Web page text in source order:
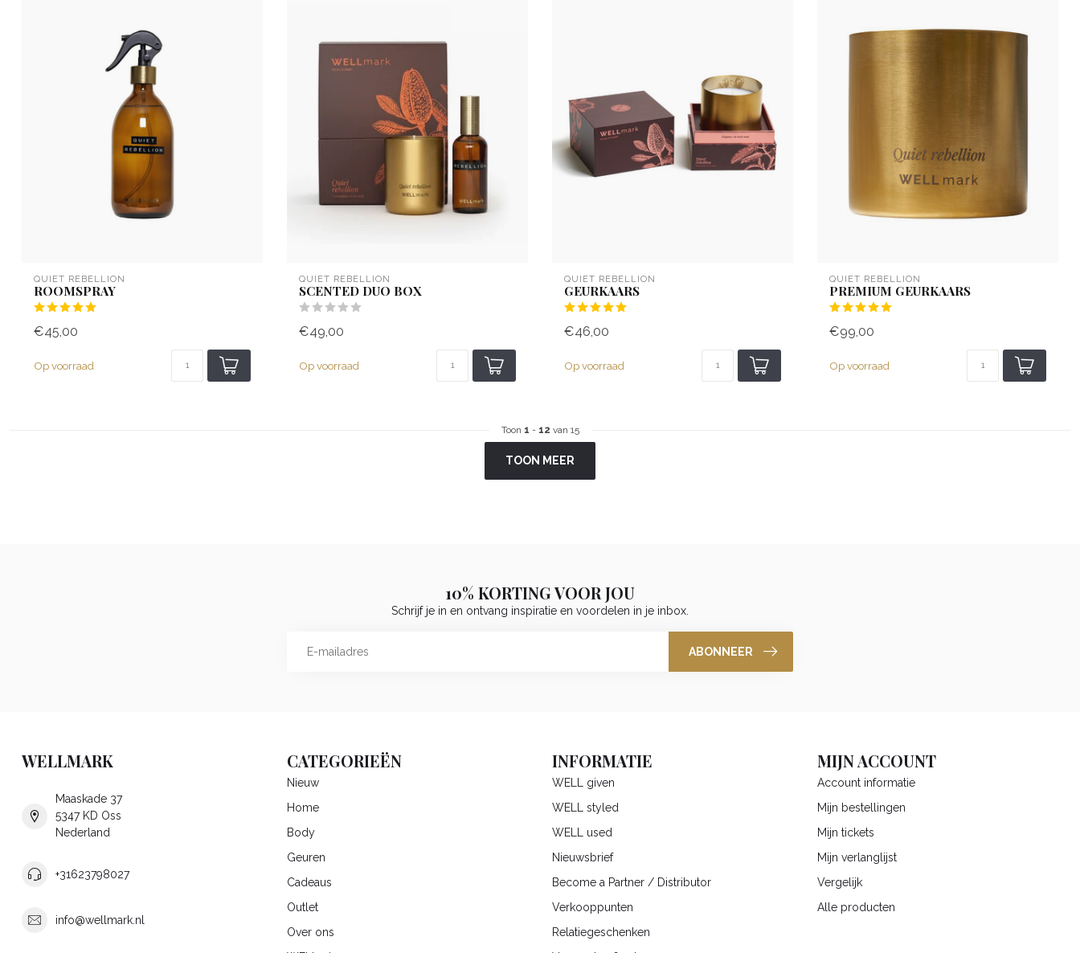
QUIET REBELLION
ROOMSPRAY
€45,00
Op voorraad
QUIET REBELLION
SCENTED DUO BOX
€49,00
Op voorraad
QUIET REBELLION
GEURKAARS
€46,00
Op voorraad
QUIET REBELLION
PREMIUM GEURKAARS
€99,00
Op voorraad
Toon 1 - 12 van 15
TOON MEER
10% KORTING VOOR JOU
Schrijf je in en ontvang inspiratie en voordelen in je inbox.
ABONNEER
WELLMARK
Maaskade 37
5347 KD Oss
Nederland
+31623798027
info@wellmark.nl
CATEGORIEËN
Nieuw
Home
Body
Geuren
Cadeaus
Outlet
Over ons
INFORMATIE
WELL given
WELL styled
WELL used
Nieuwsbrief
Become a Partner / Distributor
Verkooppunten
Relatiegeschenken
MIJN ACCOUNT
Account informatie
Mijn bestellingen
Mijn tickets
Mijn verlanglijst
Vergelijk
Alle producten